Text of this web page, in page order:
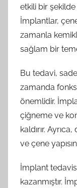
etkili bir
İmplantlar,
zamanla
sağlam bir
Bu tedavi,
zamanda
önemlidir.
çiğneme ve
kaldırır.
ve çene
İmplant
kazanmıştır.